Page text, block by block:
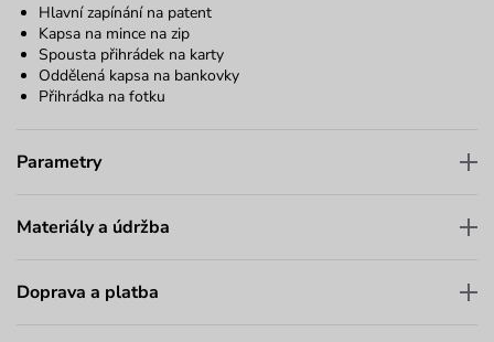
Hlavní zapínání na patent
Kapsa na mince na zip
Spousta přihrádek na karty
Oddělená kapsa na bankovky
Přihrádka na fotku
Parametry
Materiály a údržba
Doprava a platba